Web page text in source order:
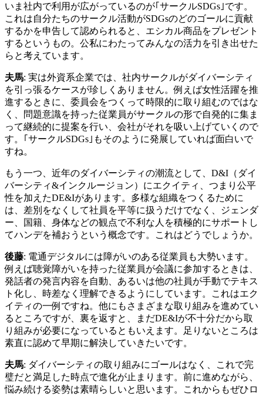
いま社内で利用が広がっているのが｢サークルSDGs｣です。
これは自分たちのサークル活動がSDGsのどのゴールに貢献
するかを申告して認められると、エシカル商品をプレゼント
するというもの。公私にわたってみんなの活力を引き出せた
らと考えています。
夫馬: 実は外資系企業では、社内サークルがダイバーシティ
を引っ張るケースが珍しくありません。例えば女性活躍を推
進するときに、委員会をつくって時限的に取り組むのではな
く、問題意識を持った従業員がサークルの形で自発的に集ま
って継続的に提案を行い、会社がそれを吸い上げていくので
す。｢サークルSDGs｣もそのように発展していれば面白いで
すね。
もう一つ、近年のダイバーシティの潮流として、D&I（ダイ
バーシティ&インクルージョン）にエクイティ、つまり公平
性を加えたDE&Iがあります。多様な組織をつくるために
は、差別をなくして社員を平等に扱うだけでなく、ジェンダ
ー、国籍、身体などの観点で不利な人を積極的にサポートし
てハンデを補おうという概念です。これはどうでしょうか。
後藤: 電通デジタルには障がいのある従業員も大勢います。
例えば聴覚障がいを持った従業員が会議に参加するときは、
発話者の発言内容を自動、あるいは他の社員が手動でテキス
ト化し、時差なく理解できるようにしています。これはエク
イティの一例ですね。他にもさまざまな取り組みを進めてい
るところですが、裏を返すと、まだDE&Iが不十分だから取
り組みが必要になっているともいえます。足りないところは
素直に認めて早期に解決していきたいです。
夫馬: ダイバーシティの取り組みにゴールはなく、これで完
璧だと満足した時点で進化が止まります。前に進めながら、
悩み続ける姿勢は素晴らしいと思います。これからもぜひロ